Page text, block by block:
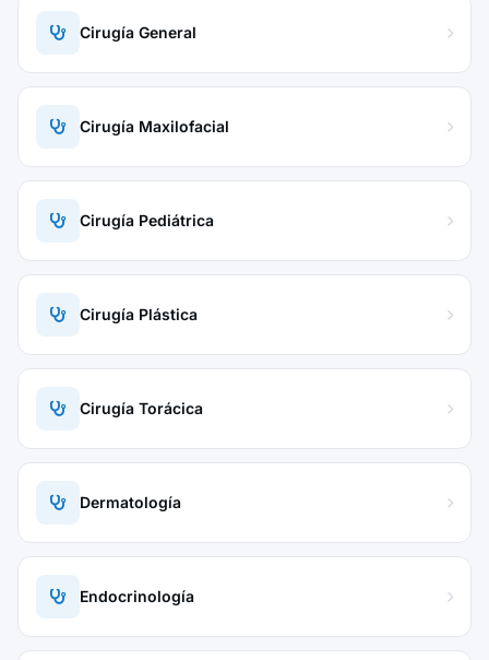
Cirugía General
Cirugía Maxilofacial
Cirugía Pediátrica
Cirugía Plástica
Cirugía Torácica
Dermatología
Endocrinología